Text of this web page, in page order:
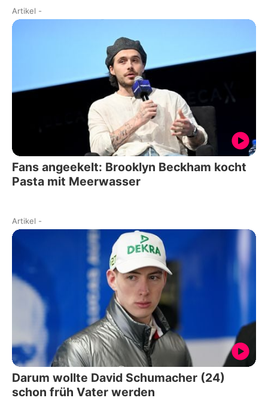
Artikel -
Fans angeekelt: Brooklyn Beckham kocht
Pasta mit Meerwasser
Artikel -
Darum wollte David Schumacher (24)
schon früh Vater werden